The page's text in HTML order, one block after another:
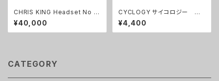
CHRIS KING Headset No T
¥40,000
CYCLOGY サイコロジー バ
ーテープ BOHO HANDLEBAR
TAPE
¥4,400
CATEGORY